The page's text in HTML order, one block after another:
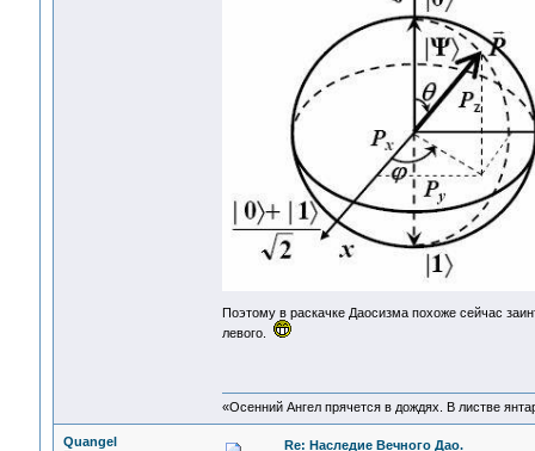
Поэтому в раскачке Даосизма похоже сейчас
левого.
«Осенний Ангел прячется в дождях. В листве
Quangel
Re: Наследие Вечного Дао.